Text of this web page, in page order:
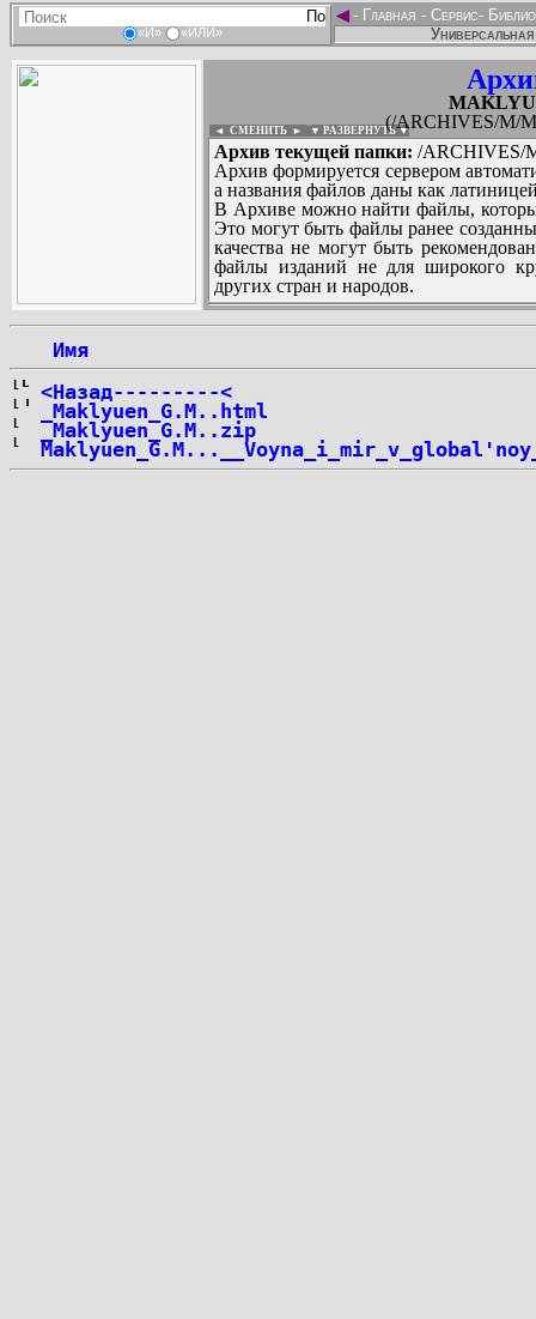
«И» «ИЛИ»
◄- Главная - Сервис-
(/ARCHIVES/M/
◄ СМЕНИТЬ ► ▼ РАЗВЕРНУТЬ ▼
Архив текущей папки: /ARCHIVES/
Архив формируется сервером
а названия файлов даны как
В Архиве можно найти файлы,
Это могут быть файлы ранее
качества не могут быть
файлы изданий не для широкого
других стран и народов.
Имя
<Назад---------<
_Maklyuen_G.M..html
_Maklyuen_G.M..zip